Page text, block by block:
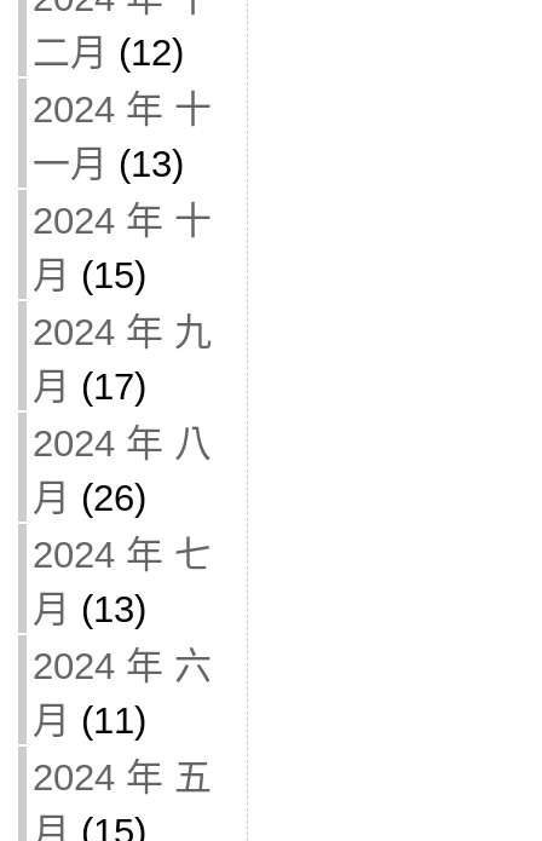
二月 (12)
2024 年 十
一月 (13)
2024 年 十
月 (15)
2024 年 九
月 (17)
2024 年 八
月 (26)
2024 年 七
月 (13)
2024 年 六
月 (11)
2024 年 五
月 (15)